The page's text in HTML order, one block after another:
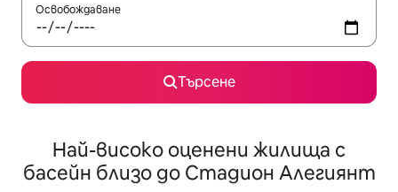
Освобождаване
Търсене
Най-високо оценени жилища с
басейн близо до Стадион Алегиянт